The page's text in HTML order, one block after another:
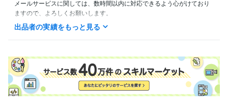
メールサービスに関しては、数時間以内に対応できるよう心がけており
ますので、よろしくお願いします。
経験職種
資格・検定
メンタル心理カウンセラー 取得年 : 2022年
上級心理カウンセラー 取得年 : 2022年
出品者の実績をもっと見る